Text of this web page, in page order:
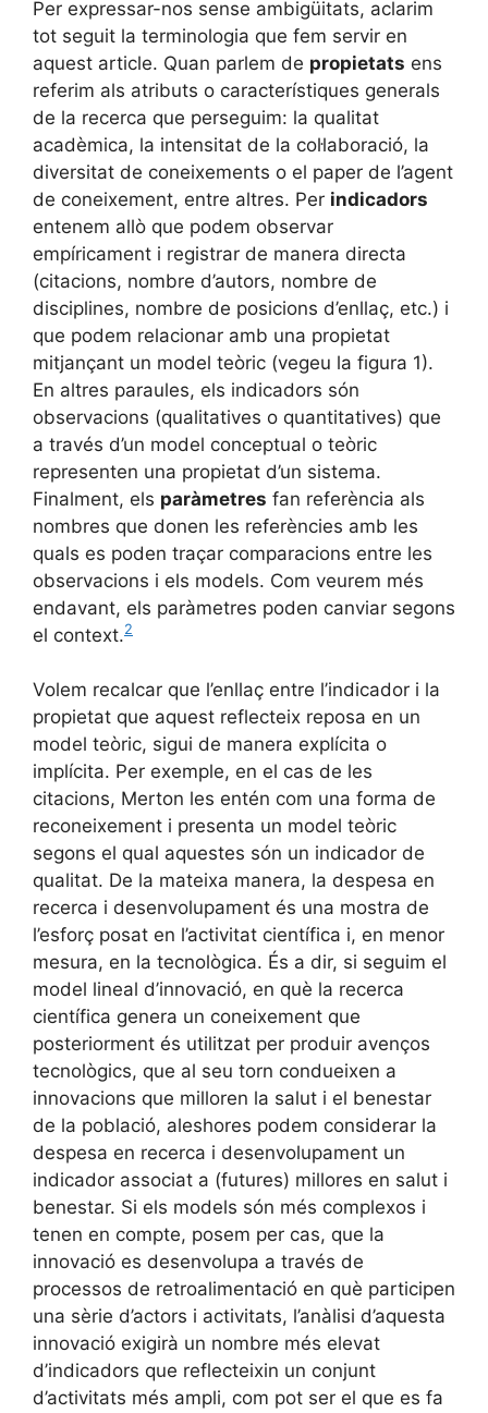
Per expressar-nos sense ambigüitats, aclarim
tot seguit la terminologia que fem servir en
aquest article. Quan parlem de propietats ens
referim als atributs o característiques generals
de la recerca que perseguim: la qualitat
acadèmica, la intensitat de la col·laboració, la
diversitat de coneixements o el paper de l’agent
de coneixement, entre altres. Per indicadors
entenem allò que podem observar
empíricament i registrar de manera directa
(citacions, nombre d’autors, nombre de
disciplines, nombre de posicions d’enllaç, etc.) i
que podem relacionar amb una propietat
mitjançant un model teòric (vegeu la figura 1).
En altres paraules, els indicadors són
observacions (qualitatives o quantitatives) que
a través d’un model conceptual o teòric
representen una propietat d’un sistema.
Finalment, els paràmetres fan referència als
nombres que donen les referències amb les
quals es poden traçar comparacions entre les
observacions i els models. Com veurem més
endavant, els paràmetres poden canviar segons
el context.2
Volem recalcar que l’enllaç entre l’indicador i la
propietat que aquest reflecteix reposa en un
model teòric, sigui de manera explícita o
implícita. Per exemple, en el cas de les
citacions, Merton les entén com una forma de
reconeixement i presenta un model teòric
segons el qual aquestes són un indicador de
qualitat. De la mateixa manera, la despesa en
recerca i desenvolupament és una mostra de
l’esforç posat en l’activitat científica i, en menor
mesura, en la tecnològica. És a dir, si seguim el
model lineal d’innovació, en què la recerca
científica genera un coneixement que
posteriorment és utilitzat per produir avenços
tecnològics, que al seu torn condueixen a
innovacions que milloren la salut i el benestar
de la població, aleshores podem considerar la
despesa en recerca i desenvolupament un
indicador associat a (futures) millores en salut i
benestar. Si els models són més complexos i
tenen en compte, posem per cas, que la
innovació es desenvolupa a través de
processos de retroalimentació en què participen
una sèrie d’actors i activitats, l’anàlisi d’aquesta
innovació exigirà un nombre més elevat
d’indicadors que reflecteixin un conjunt
d’activitats més ampli, com pot ser el que es fa